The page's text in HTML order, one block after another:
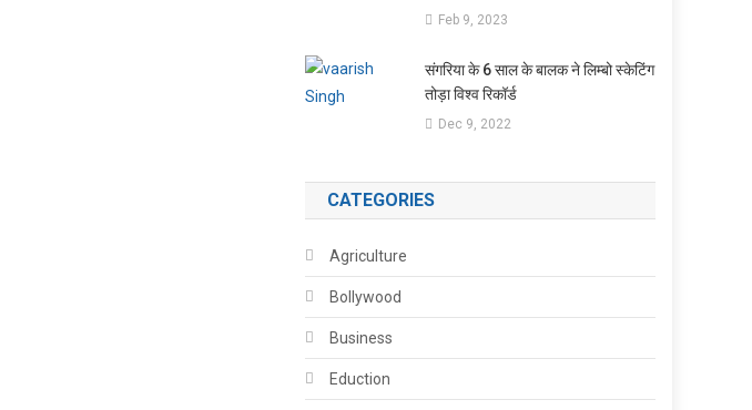
Feb 9, 2023
संगरिया के 6 साल के बालक ने लिम्बो स्केटिंग
तोड़ा विश्व रिकॉर्ड
Dec 9, 2022
CATEGORIES
Agriculture
Bollywood
Business
Eduction